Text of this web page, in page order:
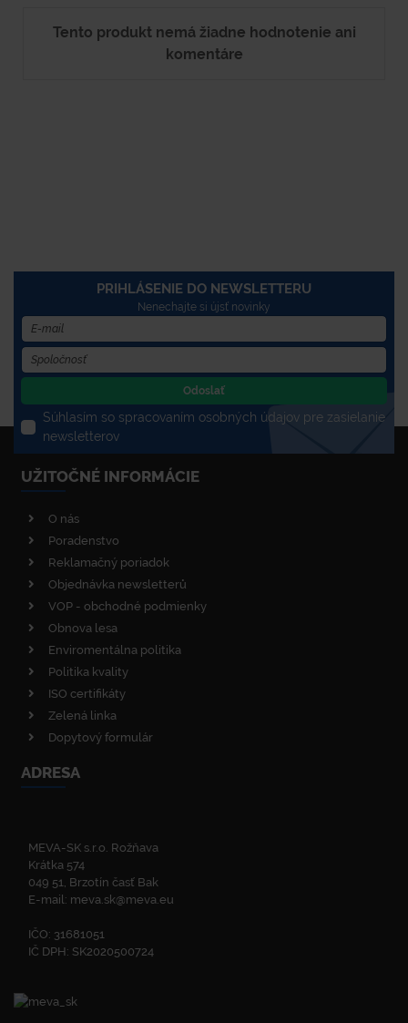
Tento produkt nemá žiadne hodnotenie ani
komentáre
PRIHLÁSENIE DO NEWSLETTERU
Nenechajte si újsť novinky
Odoslať
Súhlasím so spracovaním osobných údajov pre zasielanie
newsletterov
UŽITOČNÉ INFORMÁCIE
O nás
Poradenstvo
Reklamačný poriadok
Objednávka newsletterů
VOP - obchodné podmienky
Obnova lesa
Enviromentálna politika
Politika kvality
ISO certifikáty
Zelená linka
Dopytový formulár
ADRESA
MEVA-SK s.r.o. Rožňava
Krátka 574
049 51, Brzotín časť Bak
E-mail: meva.sk@meva.eu
IČO: 31681051
IČ DPH: SK2020500724